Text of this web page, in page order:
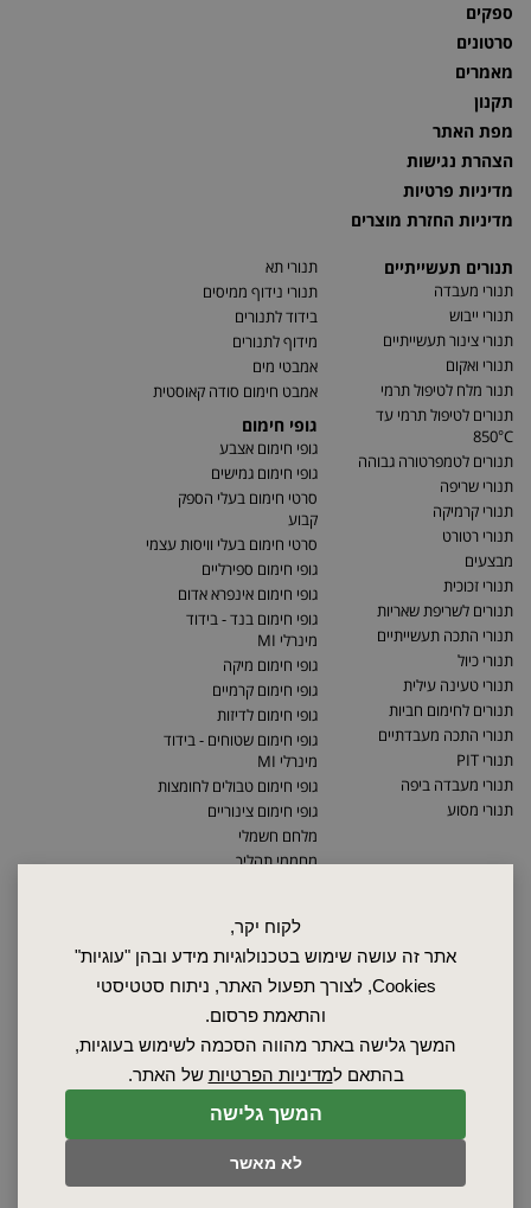
המשך גלישה
לא מאשר
לקוח יקר,
אתר זה עושה שימוש בטכנולוגיות מידע ובהן "עוגיות"
Cookies, לצורך תפעול האתר, ניתוח סטטיסטי
והתאמת פרסום.
המשך גלישה באתר מהווה הסכמה לשימוש בעוגיות,
בהתאם למדיניות הפרטיות של האתר.
ספקים
סרטונים
מאמרים
תקנון
מפת האתר
הצהרת נגישות
מדיניות פרטיות
מדיניות החזרת מוצרים
תנורים תעשייתיים
תנורי מעבדה
תנורי ייבוש
תנורי צינור תעשייתיים
תנורי ואקום
תנור מלח לטיפול תרמי
תנורים לטיפול תרמי עד
850°C
תנורים לטמפרטורה גבוהה
תנורי שריפה
תנורי קרמיקה
תנורי רטורט
מבצעים
תנורי זכוכית
תנורים לשריפת שאריות
תנורי התכה תעשייתיים
תנורי כיול
תנורי טעינה עילית
תנורים לחימום חביות
תנורי התכה מעבדתיים
תנורי PIT
תנורי מעבדה ביפה
תנורי מסוע
תנורי תא
תנורי נידוף ממיסים
בידוד לתנורים
מידוף לתנורים
אמבטי מים
אמבט חימום סודה קאוסטית
גופי חימום
גופי חימום אצבע
גופי חימום גמישים
סרטי חימום בעלי הספק
קבוע
סרטי חימום בעלי וויסות עצמי
גופי חימום ספירליים
גופי חימום אינפרא אדום
גופי חימום בנד - בידוד
מינרלי MI
גופי חימום מיקה
גופי חימום קרמיים
גופי חימום לדיזות
גופי חימום שטוחים - בידוד
מינרלי MI
גופי חימום טבולים לחומצות
גופי חימום צינוריים
מלחם חשמלי
מחממי תהליך